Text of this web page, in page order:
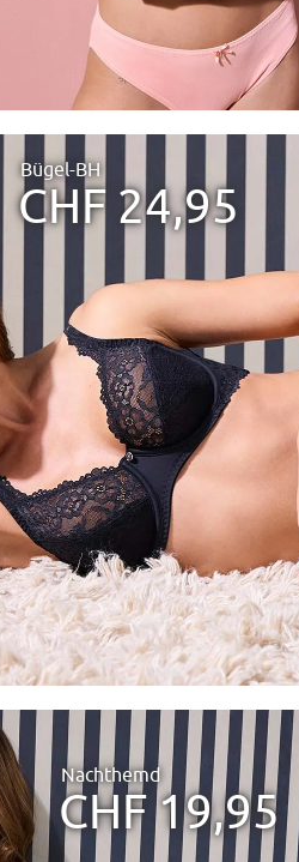
Bügel-BH
CHF 24,95
Nachthemd
CHF 19,95